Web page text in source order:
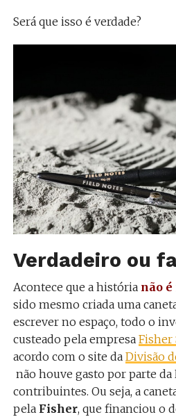
Será que isso é verdade?
Verdadeiro ou
Acontece que a história não
sido mesmo criada uma
escrever no espaço, todo o
custeado pela empresa Fisher
acordo com o site da Divisão
não houve gasto por parte da
contribuintes. Ou seja, a
pela Fisher, que financiou o